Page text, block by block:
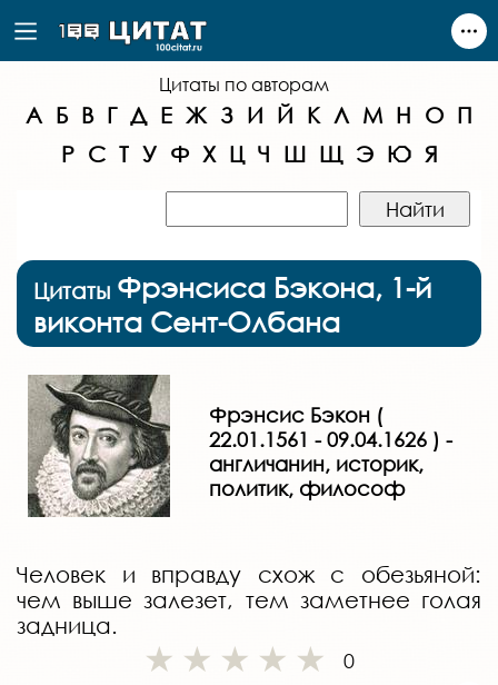
Цитаты по авторам
А Б В Г Д Е Ж З И Й К Л М Н О П
Р С Т У Ф Х Ц Ч Ш Щ Э Ю Я
Цитаты Фрэнсиса Бэкона, 1-й
виконта Сент-Олбана
Фрэнсис Бэкон (
22.01.1561 - 09.04.1626 ) -
англичанин, историк,
политик, философ
Человек и вправду схож с обезьяной:
чем выше залезет, тем заметнее голая
задница.
0